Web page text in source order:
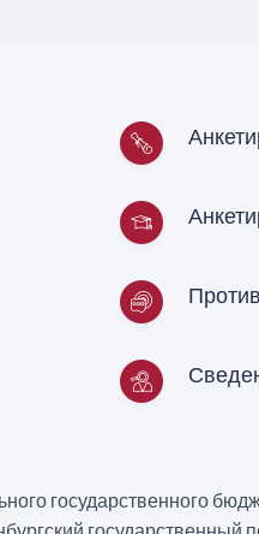
государственного